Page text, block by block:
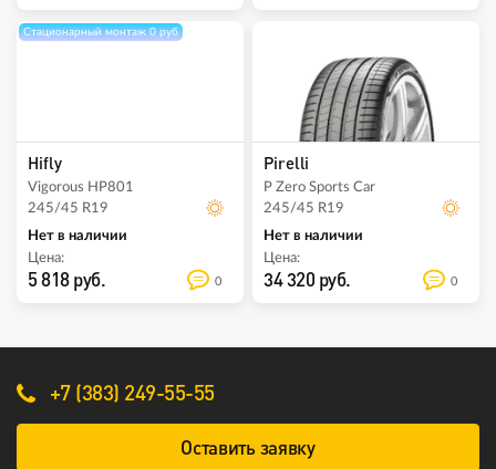
Стационарный монтаж 0 руб
Hifly
Vigorous HP801
245/45 R19
Нет в наличии
Цена:
5 818 руб. 0
Pirelli
P Zero Sports Car
245/45 R19
Нет в наличии
Цена:
34 320 руб. 0
+7 (383) 249-55-55
Оставить заявку